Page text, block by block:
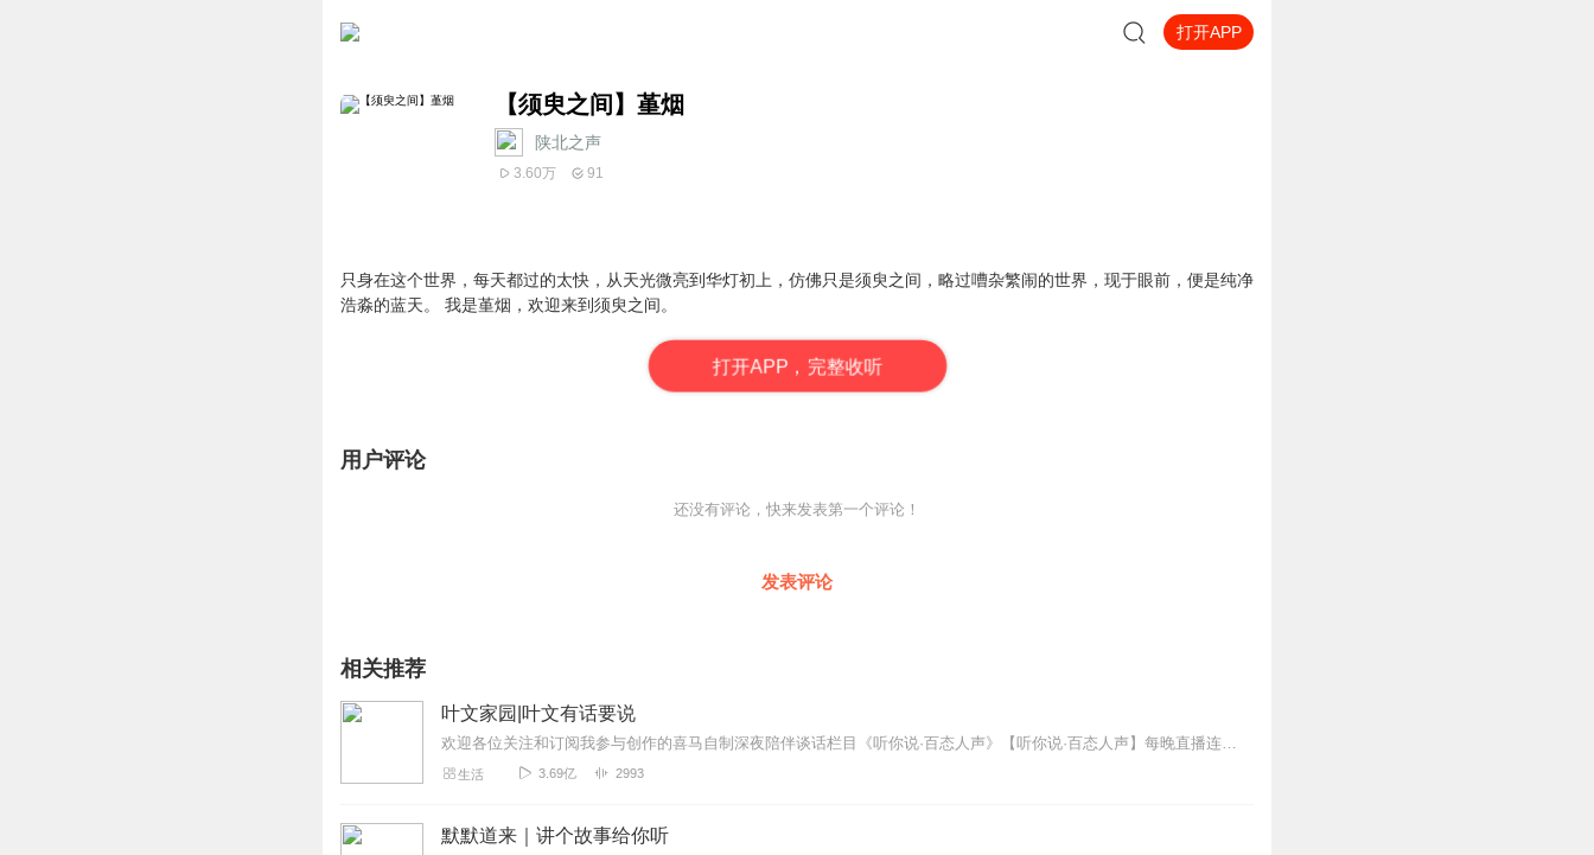
打开APP
【须臾之间】堇烟
陕北之声
3.60万 91
只身在这个世界，每天都过的太快，从天光微亮到华灯初上，仿佛只是须臾之间，略过嘈杂繁闹的世界，现于眼前，便是纯净
浩淼的蓝天。 我是堇烟，欢迎来到须臾之间。
打开APP，完整收听
用户评论
还没有评论，快来发表第一个评论！
发表评论
相关推荐
叶文家园|叶文有话要说
欢迎各位关注和订阅我参与创作的喜马自制深夜陪伴谈话栏目《听你说·百态人声》【听你说·百态人声】每晚直播连线真实人间故事|叶文现场互动中|人间冷暖，抱团取暖每周...
生活 3.69亿 2993
默默道来｜讲个故事给你听